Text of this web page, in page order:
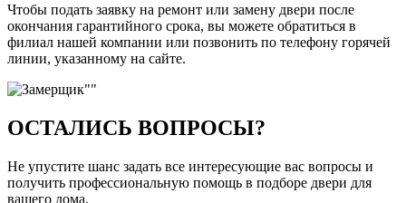
Чтобы подать заявку на ремонт или замену двери после
окончания гарантийного срока, вы можете обратиться в
филиал нашей компании или позвонить по телефону горячей
линии, указанному на сайте.
ОСТАЛИСЬ ВОПРОСЫ?
Не упустите шанс задать все интересующие вас вопросы и
получить профессиональную помощь в подборе двери для
вашего дома.